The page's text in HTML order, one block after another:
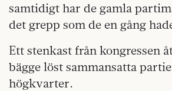
samtidigt har de gamla
det grepp som de en gång
Ett stenkast från kongressen
bägge löst sammansatta
högkvarter.